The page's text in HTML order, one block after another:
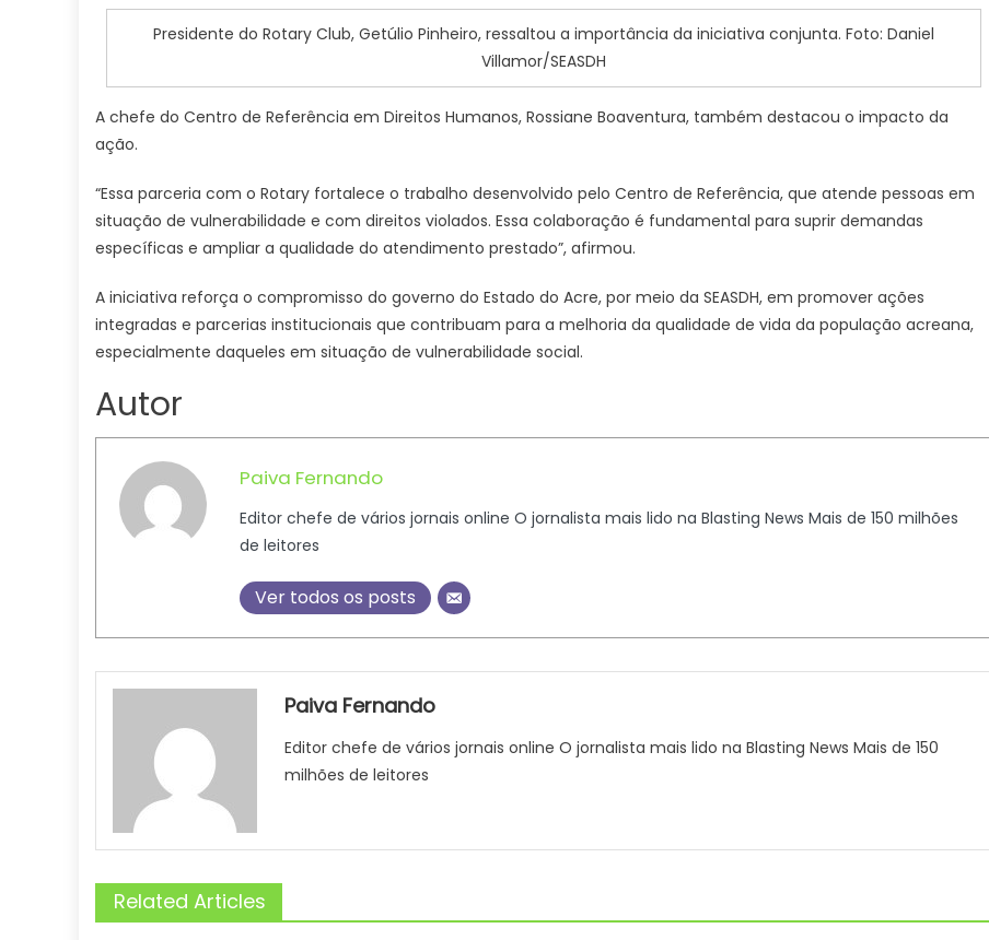
Presidente do Rotary Club, Getúlio Pinheiro, ressaltou a importância da iniciativa conjunta. Foto: Daniel
Villamor/SEASDH
A chefe do Centro de Referência em Direitos Humanos, Rossiane Boaventura, também destacou o impacto da
ação.
“Essa parceria com o Rotary fortalece o trabalho desenvolvido pelo Centro de Referência, que atende pessoas em
situação de vulnerabilidade e com direitos violados. Essa colaboração é fundamental para suprir demandas
específicas e ampliar a qualidade do atendimento prestado”, afirmou.
A iniciativa reforça o compromisso do governo do Estado do Acre, por meio da SEASDH, em promover ações
integradas e parcerias institucionais que contribuam para a melhoria da qualidade de vida da população acreana,
especialmente daqueles em situação de vulnerabilidade social.
Autor
Paiva Fernando
Editor chefe de vários jornais online O jornalista mais lido na Blasting News Mais de 150 milhões
de leitores
Ver todos os posts
Paiva Fernando
Editor chefe de vários jornais online O jornalista mais lido na Blasting News Mais de 150
milhões de leitores
Related Articles